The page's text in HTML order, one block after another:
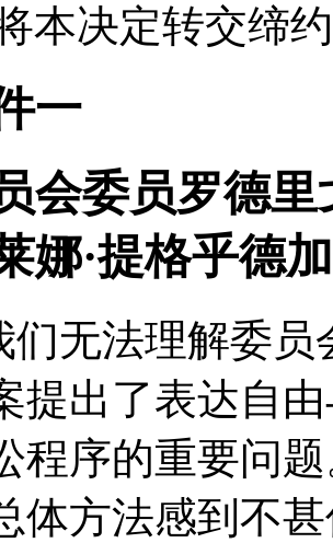
本决定转交缔
一
会委员罗德里
娜·提格乎德
们无法理解委
提出了表达自
程序的重要问
体方法感到不